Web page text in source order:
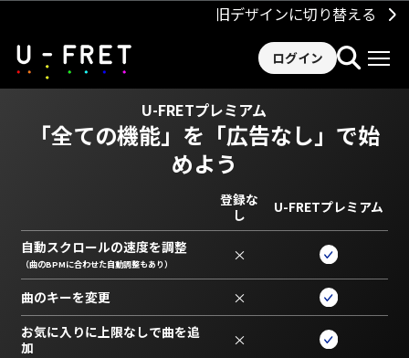
旧デザインに切り替える
ログイン
U-FRETプレミアム
「全ての機能」を 「広告なし」で始
めよう
登録な
し
U-FRETプレミアム
自動スクロールの速度を調整
（曲のBPMに合わせた自動調整もあり） ×
曲のキーを変更 ×
お気に入りに上限なしで曲を追
加
×